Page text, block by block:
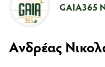
GAIA365
Ανδρέας